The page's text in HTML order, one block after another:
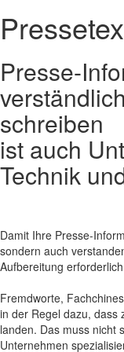
Presse-
schreiben
ist auch
Technik
Damit Ihre Presse-
sondern auch
Aufbereitung
Fremdworte,
in der Regel dazu, dass
landen. Das muss nicht
Unternehmen